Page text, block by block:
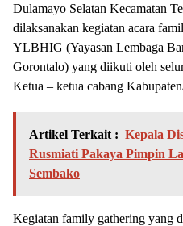
Dulamayo Selatan Kecamatan
dilaksanakan kegiatan acara
YLBHIG (Yayasan Lembaga
Gorontalo) yang diikuti oleh
Ketua – ketua cabang
Artikel Terkait : Kepala
Rusmiati Pakaya Pimpin
Sembako
Kegiatan family gathering yang